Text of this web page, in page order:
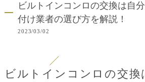
ビルトインコンロの交換は自
付け業者の選び方を解説！
2023/03/02
ビルトインコンロの交換